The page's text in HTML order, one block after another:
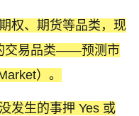
权、期货等品类，现
交易品类——预测市
）。
发生的事押 Yes 或